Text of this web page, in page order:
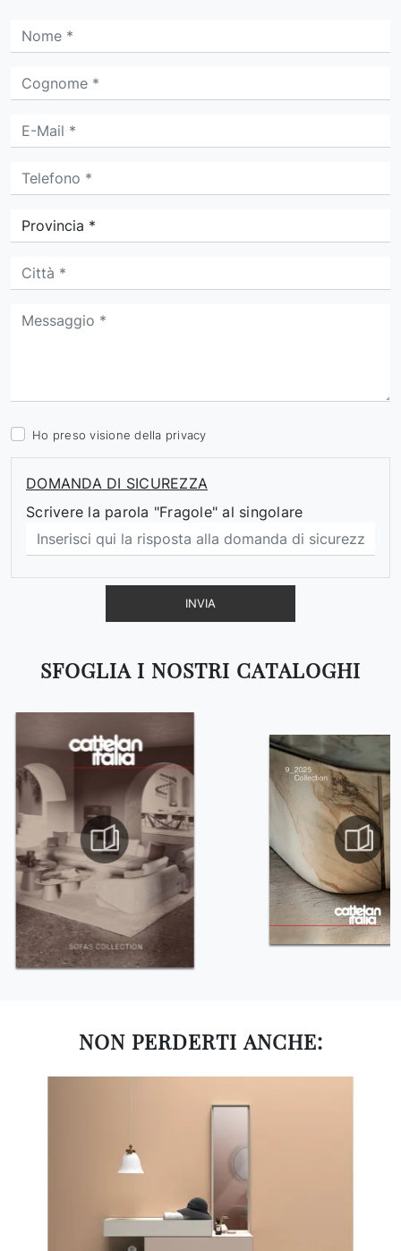
SFOGLIA I NOSTRI CATALOGHI
Ho preso visione della privacy
DOMANDA DI SICUREZZA
Scrivere la parola "Fragole" al singolare
INVIA
NON PERDERTI ANCHE: